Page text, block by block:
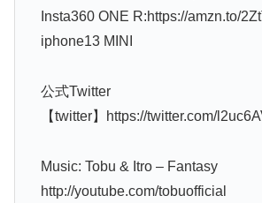
Insta360 ONE R:https://amzn.to/
iphone13 MINI
公式Twitter
【twitter】https://twitter.com/
Music: Tobu & Itro – Fantasy
http://youtube.com/tobuofficial